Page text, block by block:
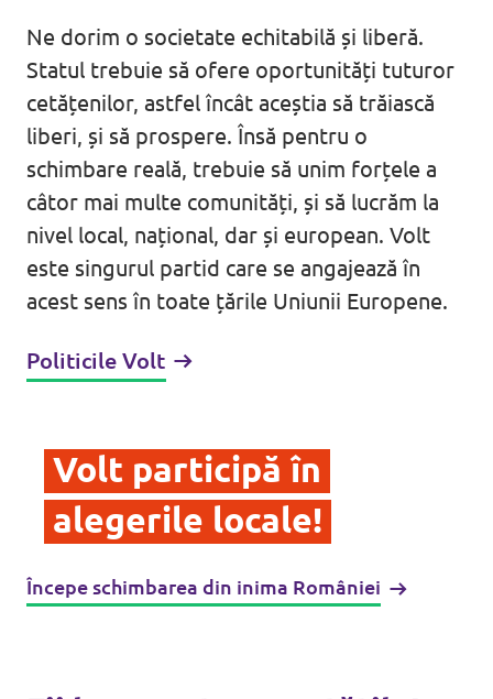
Agendă
Petiții și inițiative
Politica de confidențialitate
Ne dorim o societate echitabilă și liberă.
Statul trebuie să ofere oportunități tuturor
cetățenilor, astfel încât aceștia să trăiască
liberi, și să prospere. Însă pentru o
schimbare reală, trebuie să unim forțele a
câtor mai multe comunități, și să lucrăm la
nivel local, național, dar și european. Volt
este singurul partid care se angajează în
acest sens în toate țările Uniunii Europene.
Politicile Volt
Volt participă în
alegerile locale!
Începe schimbarea din inima României